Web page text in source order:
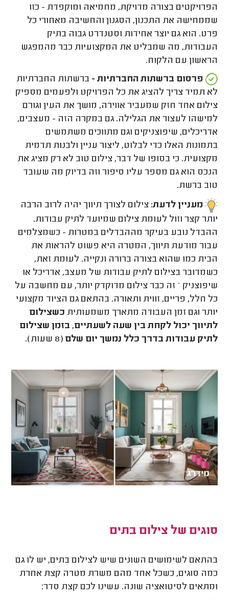
הפרויקטים בצורה מדויקת, מחמיאה ומוקפדת - כזו
שממחישה את התכנון, הסגנון והחשיבה מאחורי כל
פרט. הוא גם יוצר אחידות וסטנדרט גבוה בתיק
העבודות, מה שמבליט את המקצועיות כבר מהמפגש
הראשון עם הלקוח.
פרסום ברשתות החברתיות - ברשתות החברתיות
לא תמיד צריך להציג את כל הפרויקט ולפעמים מספיק
צילום אחד חזק שמעביר אווירה, מושך את העין וגורם
למישהו לעצור את הגלילה. גם במקרה הזה - מעצבים,
אדריכלים, שיפוצניקים וגם מתווכים משתמשים
בתמונות האלו כדי לבלוט, ליצור עניין ולבנות תדמית
מקצועית. כי בסופו של דבר, צילום טוב לא רק מציג את
הנכס הוא גם מספר עליו סיפור וזה בדיוק מה שעובד
טוב ברשת.
מעניין לדעת: צילום לצורך תיווך יהיה לרוב הרבה
יותר קצר וזול לעומת צילום שמיועד לתיק עבודות.
ההבדל נובע בעיקר מההבדלים במטרות - כשמצלמים
עבור מודעת תיווך, המטרה היא פשוט להראות את
הבית כמו שהוא בצורה ברורה ונקייה. לעומת זאת,
כשמדובר בצילום לתיק עבודות של מעצב, אדריכל או
שיפוצניק – זה כבר צילום מדוקדק יותר, עם מחשבה על
כל חלל, פריים, זווית ותאורה. בהתאם גם הציוד מקצועי
יותר וגם זמן העבודה מתארך משמעותית כשצילום
לתיווך יכול לקחת בין שעה לשעתיים, בזמן שצילום
לתיק עבודות בדרך כלל נמשך יום שלם (8 שעות).
סוגים של צילום בתים
בהתאם לשימושים השונים שיש לצילום בתים, יש לו גם
כמה סוגים, כשכל אחד מהם משרת מטרה קצת אחרת
ומתאים לסיטואציה שונה. עשינו לכם קצת סדר: